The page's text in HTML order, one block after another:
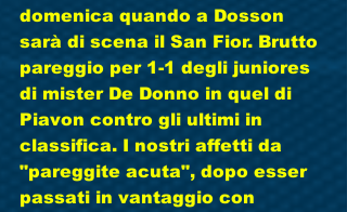
domenica quando a Dosson
sarà di scena il San Fior. Brutto
pareggio per 1-1 degli juniores
di mister De Donno in quel di
Piavon contro gli ultimi in
classifica. I nostri affetti da
"pareggite acuta", dopo esser
passati in vantaggio con